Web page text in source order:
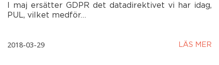
I maj ersätter GDPR det datadirektivet vi har idag,
PUL, vilket medför…
2018-03-29 LÄS MER